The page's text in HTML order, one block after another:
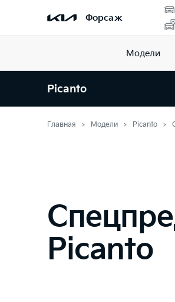
Форсаж
Модели
Picanto
Главная Модели Picanto
Picanto